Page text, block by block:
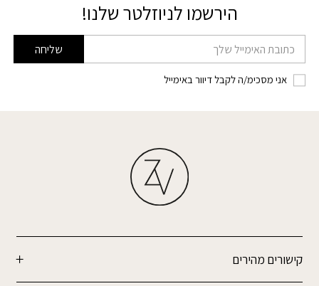
הירשמו לניוזלטר שלנו!
דוא׳׳ל שליחה
אני מסכימ/ה לקבל דיוור באימייל
קישורים מהירים